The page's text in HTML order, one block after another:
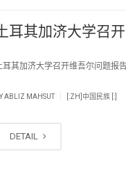
耳其加济大学召
耳其加济大学召开维吾尔问题
ABLIZ MAHSUT [:ZH]中国民族 [:]
DETAIL